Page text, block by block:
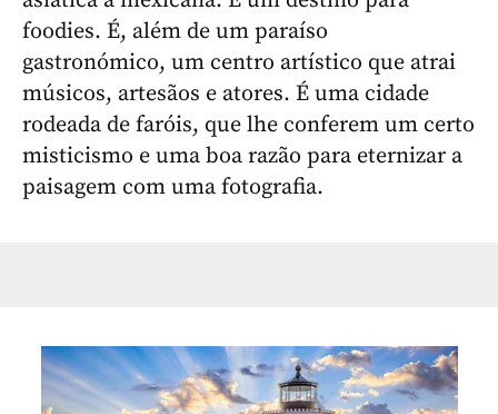
foodies. É, além de um paraíso
gastronómico, um centro artístico que atrai
músicos, artesãos e atores. É uma cidade
rodeada de faróis, que lhe conferem um certo
misticismo e uma boa razão para eternizar a
paisagem com uma fotografia.